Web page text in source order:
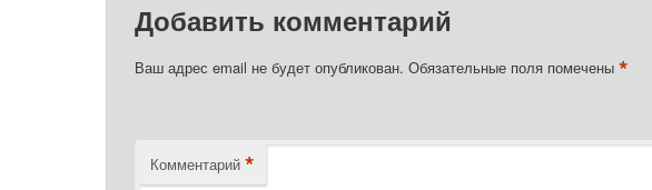
Добавить комментарий
Ваш адрес email не будет опубликован. Обязательные поля помечены *
Комментарий *